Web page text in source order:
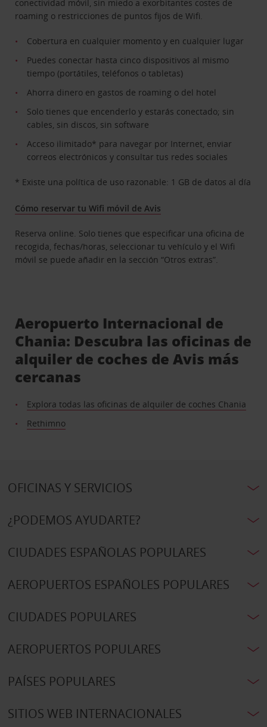
conectividad móvil, sin miedo a exorbitantes costes de
roaming o restricciones de puntos fijos de Wifi.
Cobertura en cualquier momento y en cualquier lugar
Puedes conectar hasta cinco dispositivos al mismo
tiempo (portátiles, teléfonos o tabletas)
Ahorra dinero en gastos de roaming o del hotel
Solo tienes que encenderlo y estarás conectado; sin
cables, sin discos, sin software
Acceso ilimitado* para navegar por Internet, enviar
correos electrónicos y consultar tus redes sociales
* Existe una política de uso razonable: 1 GB de datos al día
Cómo reservar tu Wifi móvil de Avis
Reserva online. Solo tienes que especificar una oficina de
recogida, fechas/horas, seleccionar tu vehículo y el Wifi
móvil se puede añadir en la sección “Otros extras”.
Aeropuerto Internacional de
Chania: Descubra las oficinas de
alquiler de coches de Avis más
cercanas
Explora todas las oficinas de alquiler de coches Chania
Rethimno
OFICINAS Y SERVICIOS
¿PODEMOS AYUDARTE?
CIUDADES ESPAÑOLAS POPULARES
AEROPUERTOS ESPAÑOLES POPULARES
CIUDADES POPULARES
AEROPUERTOS POPULARES
PAÍSES POPULARES
SITIOS WEB INTERNACIONALES